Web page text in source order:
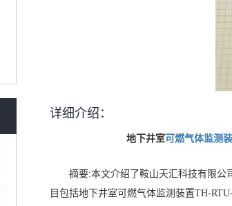
详细介绍：
地下井室可燃气体监测
摘要:本文介绍了鞍山天汇科技有限公
目包括地下井室可燃气体监测装置TH-